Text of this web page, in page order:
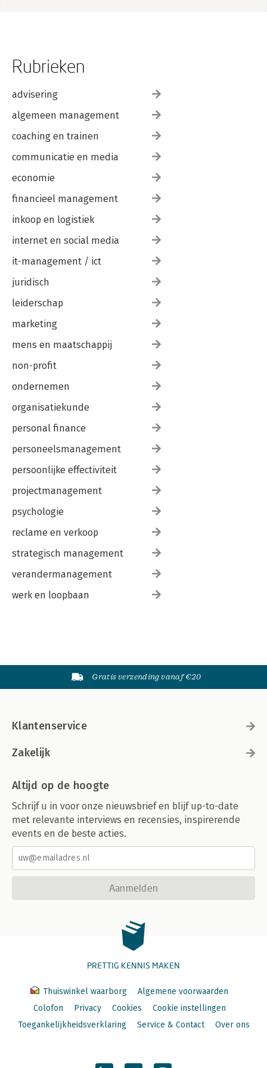
9.2 Landenrisico
Samenvatting
Illustratieverantwoording
Lijst van afkortingen
Rubrieken
advisering
algemeen management
coaching en trainen
communicatie en media
economie
financieel management
inkoop en logistiek
internet en social media
it-management / ict
juridisch
leiderschap
marketing
mens en maatschappij
non-profit
ondernemen
organisatiekunde
personal finance
personeelsmanagement
persoonlijke effectiviteit
projectmanagement
psychologie
reclame en verkoop
strategisch management
verandermanagement
werk en loopbaan
Gratis verzending vanaf €20
Klantenservice
Zakelijk
Altijd op de hoogte
Schrijf u in voor onze nieuwsbrief en blijf up-to-date
met relevante interviews en recensies, inspirerende
events en de beste acties.
Aanmelden
PRETTIG KENNIS MAKEN
Thuiswinkel waarborg
Algemene voorwaarden
Colofon
Privacy Cookies
Cookie instellingen
Toegankelijkheidsverklaring
Service & Contact Over ons